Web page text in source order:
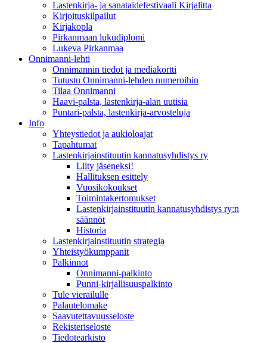
Lastenkirja- ja sanataidefestivaali Kirjalitta
Kirjoituskilpailut
Kirjakopla
Pirkanmaan lukudiplomi
Lukeva Pirkanmaa
Onnimanni-lehti
Onnimannin tiedot ja mediakortti
Tutustu Onnimanni-lehden numeroihin
Tilaa Onnimanni
Haavi-palsta, lastenkirja-alan uutisia
Puntari-palsta, lastenkirja-arvosteluja
Info
Yhteystiedot ja aukioloajat
Tapahtumat
Lastenkirjainstituutin kannatusyhdistys ry
Liity jäseneksi!
Hallituksen esittely
Vuosikokoukset
Toimintakertomukset
Lastenkirjainstituutin kannatusyhdistys ry:n
säännöt
Historia
Lastenkirjainstituutin strategia
Yhteistyökumppanit
Palkinnot
Onnimanni-palkinto
Punni-kirjallisuuspalkinto
Tule vierailulle
Palautelomake
Saavutettavuusseloste
Rekisteriseloste
Tiedotearkisto